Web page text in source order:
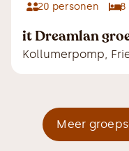
20 personen 8
it Dreamlan
Kollumerpomp,
Meer